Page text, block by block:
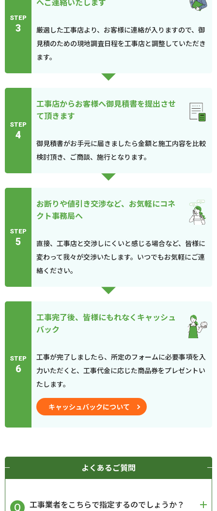
STEP
3
厳選した工事店より、お客様に連絡が入りますので、御
見積のための現地調査日程を工事店と調整していただき
ます。
STEP
4
工事店からお客様へ御見積書を提出させ
て頂きます
御見積書がお手元に届きましたら金額と施工内容を比較
検討頂き、ご商談、施行となります。
STEP
5
お断りや値引き交渉など、お気軽にコネ
クト事務局へ
直接、工事店と交渉しにくいと感じる場合など、皆様に
変わって我々が交渉いたします。いつでもお気軽にご連
絡ください。
STEP
6
工事完了後、皆様にもれなくキャッシュ
バック
工事が完了しましたら、所定のフォームに必要事項を入
力いただくと、工事代金に応じた商品券をプレゼントい
たします。
キャッシュバックについて
よくあるご質問
工事業者をこちらで指定するのでしょうか？